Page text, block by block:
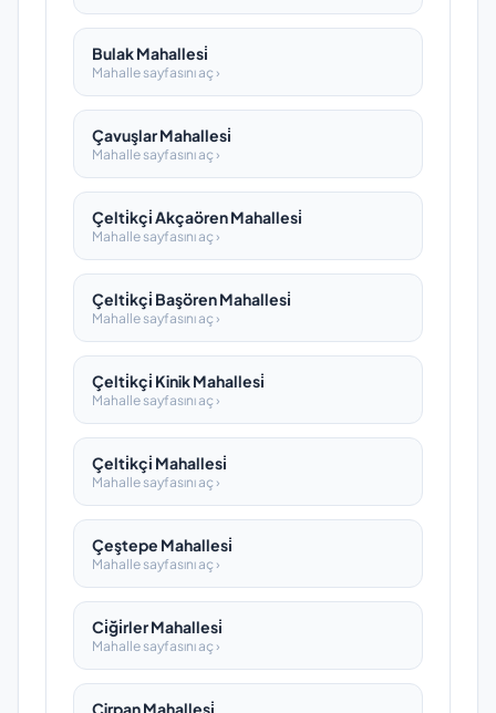
Bulak Mahallesi̇
Mahalle sayfasını aç ›
Çavuşlar Mahallesi̇
Mahalle sayfasını aç ›
Çelti̇kçi̇ Akçaören Mahallesi̇
Mahalle sayfasını aç ›
Çelti̇kçi̇ Başören Mahallesi̇
Mahalle sayfasını aç ›
Çelti̇kçi̇ Kinik Mahallesi̇
Mahalle sayfasını aç ›
Çelti̇kçi̇ Mahallesi̇
Mahalle sayfasını aç ›
Çeştepe Mahallesi̇
Mahalle sayfasını aç ›
Ci̇ği̇rler Mahallesi̇
Mahalle sayfasını aç ›
Çirpan Mahallesi̇